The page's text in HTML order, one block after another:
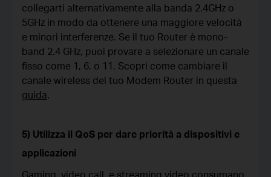
collegarti alternativamente alla banda 2.4GHz o
5GHz in modo da ottenere una maggiore velocità
e minori interferenze. Se il tuo Router è mono-
band 2.4 GHz, puoi provare a selezionare un canale
fisso come 1, 6, o 11. Scopri come cambiare il
canale wireless del tuo Modem Router in questa
guida.
5) Utilizza il QoS per dare priorità a dispositivi e
applicazioni
Gaming, video call, e streaming video consumano